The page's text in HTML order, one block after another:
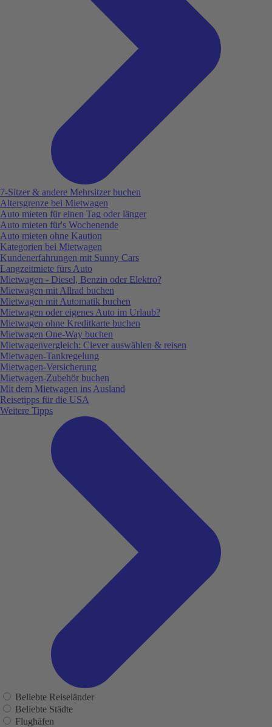
7-Sitzer & andere Mehrsitzer buchen
Altersgrenze bei Mietwagen
Auto mieten für einen Tag oder länger
Auto mieten für's Wochenende
Auto mieten ohne Kaution
Kategorien bei Mietwagen
Kundenerfahrungen mit Sunny Cars
Langzeitmiete fürs Auto
Mietwagen - Diesel, Benzin oder Elektro?
Mietwagen mit Allrad buchen
Mietwagen mit Automatik buchen
Mietwagen oder eigenes Auto im Urlaub?
Mietwagen ohne Kreditkarte buchen
Mietwagen One-Way buchen
Mietwagenvergleich: Clever auswählen & reisen
Mietwagen-Tankregelung
Mietwagen-Versicherung
Mietwagen-Zubehör buchen
Mit dem Mietwagen ins Ausland
Reisetipps für die USA
Weitere Tipps
Beliebte Reiseländer
Beliebte Städte
Flughäfen